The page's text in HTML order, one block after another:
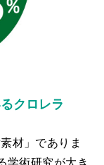
クロレラ
材」でありま